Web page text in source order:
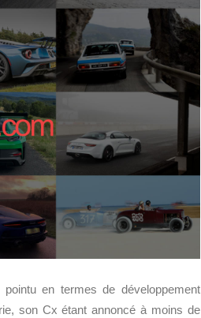
pointu en termes de développement
son Cx étant annoncé à moins de